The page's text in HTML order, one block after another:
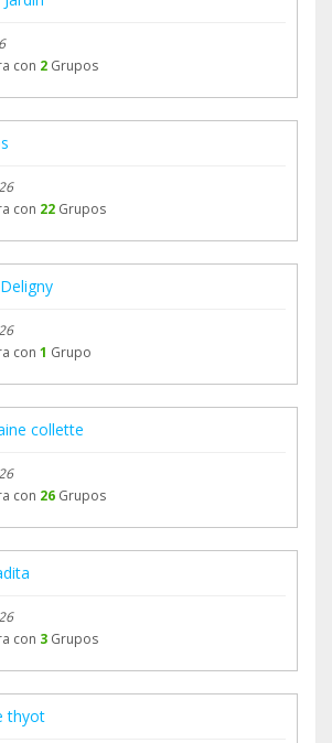
de chats merci à tous
con 2 Grupos
con 22 Grupos
con 1 Grupo
collette
con 26 Grupos
con 3 Grupos
thyot